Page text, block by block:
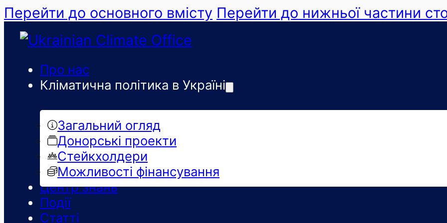
Перейти до основного вмісту Перейти до нижньої частини
Про нас
Кліматична політика в Україні
Загальний огляд
Донорські проекти
Стейкхолдери
Можливості фінансування
Центр знань
Події
Статті